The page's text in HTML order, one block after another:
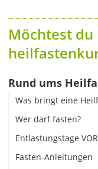
Möchtest
Rund ums
Was bringt eine
Wer darf fasten?
Entlastungstage
Fasten-Anleitungen